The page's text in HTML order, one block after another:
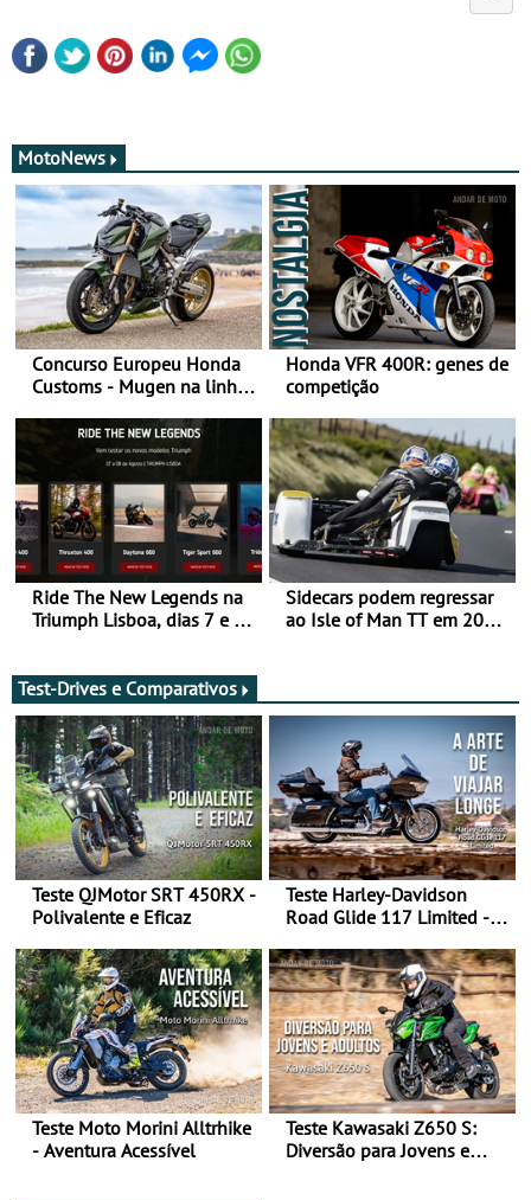
MotoNews
Concurso Europeu Honda
Customs - Mugen na linha
ganhar
Honda VFR 400R: genes de
competição
Ride The New Legends na
Triumph Lisboa, dias 7 e 8
Sidecars podem regressar
ao Isle of Man TT em 2027
Test-Drives e Comparativos
Teste QJMotor SRT 450RX -
Polivalente e Eficaz
Teste Harley-Davidson
Road Glide 117 Limited - A
Teste Moto Morini Alltrhike
- Aventura Acessível
Teste Kawasaki Z650 S:
Diversão para Jovens e